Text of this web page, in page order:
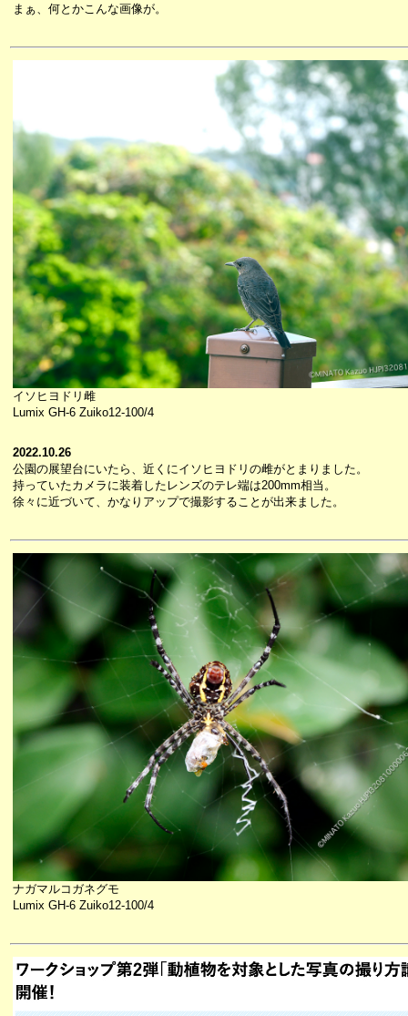
まぁ、何とかこんな画像が。
イソヒヨドリ雌
Lumix GH-6 Zuiko12-100/4
2022.10.26
公園の展望台にいたら、近くにイソヒヨドリの雌がとまりました。
持っていたカメラに装着したレンズのテレ端は200mm相当。
徐々に近づいて、かなりアップで撮影することが出来ました。
ナガマルコガネグモ
Lumix GH-6 Zuiko12-100/4